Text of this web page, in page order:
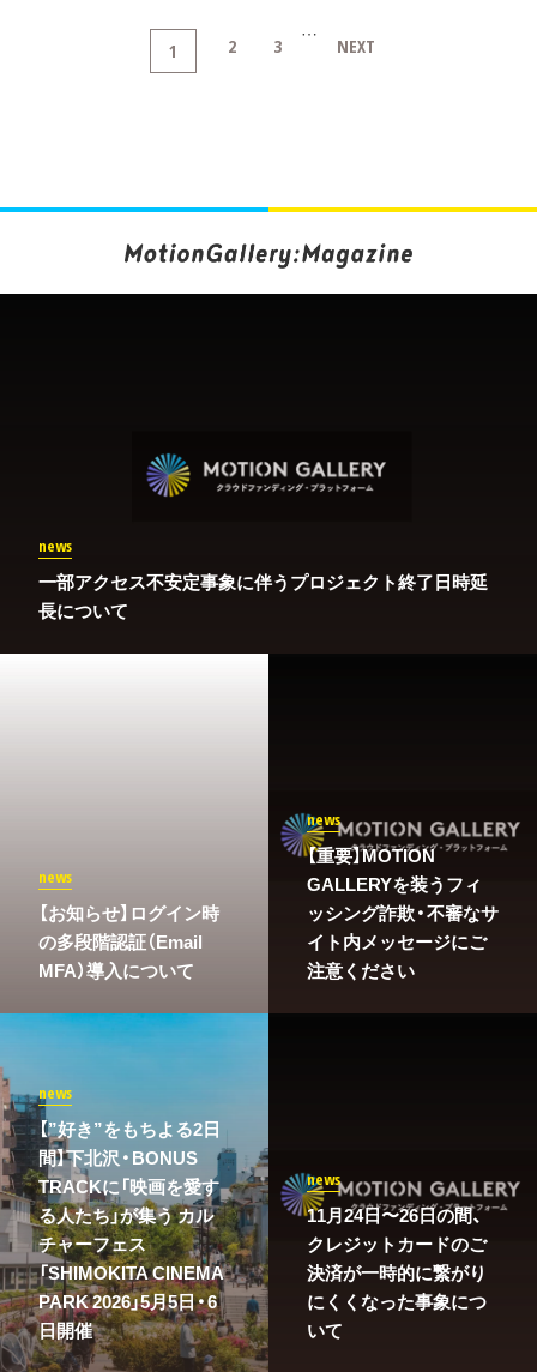
1 2 3 … NEXT
news
一部アクセス不安定事象に伴うプロジェクト終了日時延
長について
news
​【お知らせ】ログイン時
の多段階認証（Email
MFA）導入について
news
【重要】MOTION
GALLERYを装うフィ
ッシング詐欺・不審なサ
イト内メッセージにご
注意ください
news
【”好き”をもちよる2日
間】下北沢・BONUS
TRACKに「映画を愛す
る人たち」が集う カル
チャーフェス
「SHIMOKITA CINEMA
PARK 2026」5月5日・6
日開催
news
11月24日〜26日の間、
クレジットカードのご
決済が一時的に繋がり
にくくなった事象につ
いて